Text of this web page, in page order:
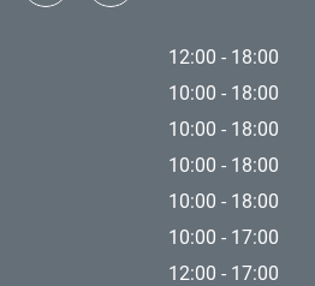
12:00 - 18:00
10:00 - 18:00
10:00 - 18:00
10:00 - 18:00
10:00 - 18:00
10:00 - 17:00
12:00 - 17:00